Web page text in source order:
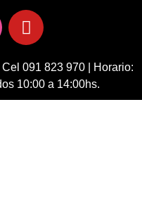
091 823 970 | Horario:
10:00 a 14:00hs.